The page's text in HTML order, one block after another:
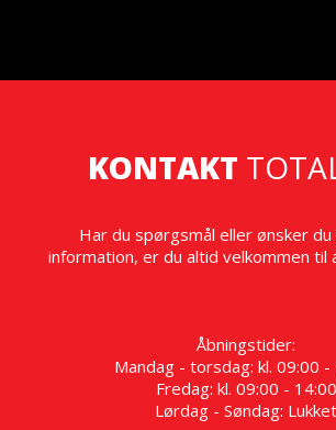
KONTAKT
Har du spørgsmål eller ønsker
information, er du altid velkommen til
Åbningstider:
Mandag - torsdag: kl. 09:00 -
Fredag: kl. 09:00 - 14:00
Lørdag - Søndag: Lukket